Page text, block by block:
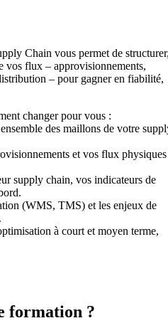
Chain vous permet de
vos flux – approvisionnements,
– pour gagner en fiabilité,
changer pour vous :
des maillons de votre
et vos flux physiques
supply chain, vos indicateurs de
(WMS, TMS) et les enjeux de
à court et moyen terme,
formation ?